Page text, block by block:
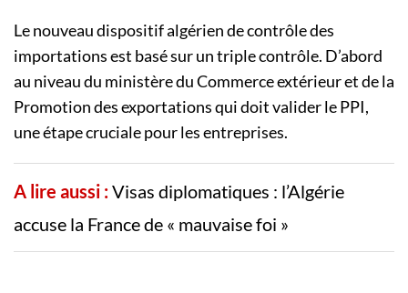
Le nouveau dispositif algérien de contrôle des
importations est basé sur un triple contrôle. D’abord
au niveau du ministère du Commerce extérieur et de la
Promotion des exportations qui doit valider le PPI,
une étape cruciale pour les entreprises.
A lire aussi :Visas diplomatiques : l’Algérie
accuse la France de « mauvaise foi »